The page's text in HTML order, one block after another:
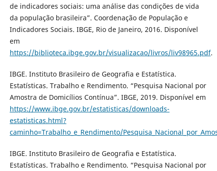
de indicadores sociais: uma análise das condições de vida
da população brasileira”. Coordenação de População e
Indicadores Sociais. IBGE, Rio de Janeiro, 2016. Disponível
em
https://biblioteca.ibge.gov.br/visualizacao/livros/liv98965.pdf.
IBGE. Instituto Brasileiro de Geografia e Estatística.
Estatísticas. Trabalho e Rendimento. “Pesquisa Nacional por
Amostra de Domicílios Contínua”. IBGE, 2019. Disponível em
https://www.ibge.gov.br/estatisticas/downloads-
estatisticas.html?
caminho=Trabalho_e_Rendimento/
IBGE. Instituto Brasileiro de Geografia e Estatística.
Estatísticas. Trabalho e Rendimento. “Pesquisa Nacional por